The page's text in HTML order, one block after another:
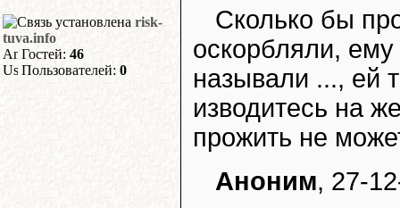
risk-
tuva.info
Гостей: 46
Пользователей: 0
Сколько бы
оскорбляли,
называли ..., ей
изводитесь на
прожить не
Аноним, 27-